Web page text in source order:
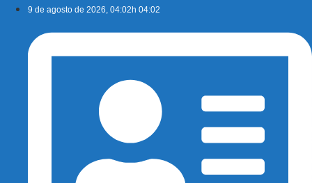
conteúdo
9 de agosto de 2026, 04:02h 04:02